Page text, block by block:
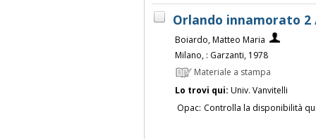
Orlando innamorato
Boiardo, Matteo Maria
Milano, : Garzanti, 1978
Materiale a stampa
Lo trovi qui: Univ. Vanvitelli
Opac: Controlla la disponibilità